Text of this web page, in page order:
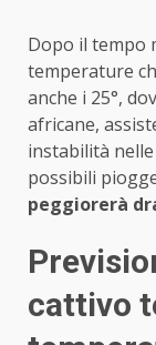
Dopo il tempo
temperature
anche i 25°,
africane,
instabilità
possibili
peggiorerà
cattivo